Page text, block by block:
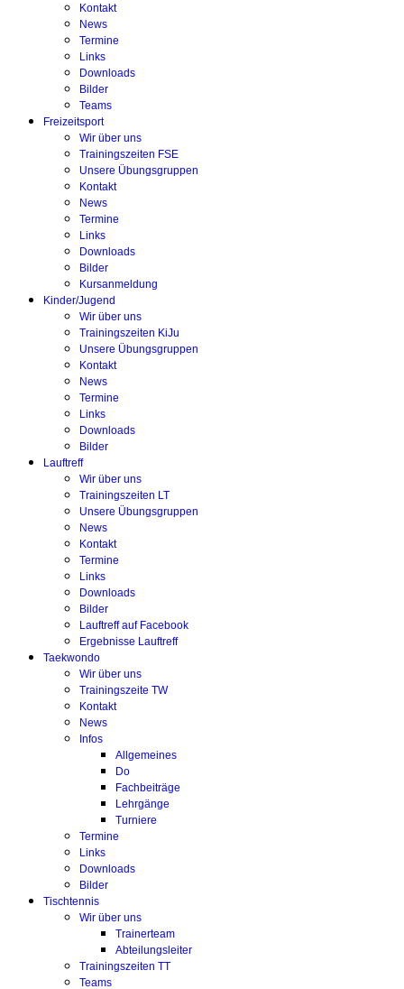
Kontakt
News
Termine
Links
Downloads
Bilder
Teams
Freizeitsport
Wir über uns
Trainingszeiten FSE
Unsere Übungsgruppen
Kontakt
News
Termine
Links
Downloads
Bilder
Kursanmeldung
Kinder/Jugend
Wir über uns
Trainingszeiten KiJu
Unsere Übungsgruppen
Kontakt
News
Termine
Links
Downloads
Bilder
Lauftreff
Wir über uns
Trainingszeiten LT
Unsere Übungsgruppen
News
Kontakt
Termine
Links
Downloads
Bilder
Lauftreff auf Facebook
Ergebnisse Lauftreff
Taekwondo
Wir über uns
Trainingszeite TW
Kontakt
News
Infos
Allgemeines
Do
Fachbeiträge
Lehrgänge
Turniere
Termine
Links
Downloads
Bilder
Tischtennis
Wir über uns
Trainerteam
Abteilungsleiter
Trainingszeiten TT
Teams